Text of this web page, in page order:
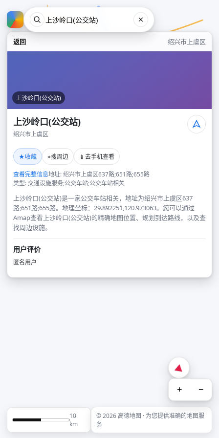
返回 绍兴市上虞区
上沙岭口(公交站)
上沙岭口(公交站)
绍兴市上虞区
★收藏 ⌖搜周边 📱 去手机查看
查看完整信息地址: 绍兴市上虞区637路;651路;655路
类型: 交通设施服务;公交车站;公交车站相关
上沙岭口(公交站)是一家公交车站相关，地址为绍兴市上虞区637
路;651路;655路。地理坐标：29.892251,120.973063。您可以通过
Amap查看上沙岭口(公交站)的精确地图位置、规划到达路线，以及查
找周边设施。
用户评价
匿名用户
+ −
10
km
© 2026 高德地图 · 为您提供准确的地图服
务